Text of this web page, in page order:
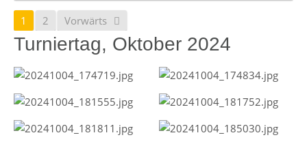
1 2 Vorwärts
Turniertag, Oktober 2024